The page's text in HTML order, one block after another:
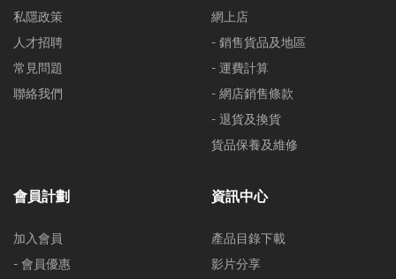
私隱政策
人才招聘
常見問題
聯絡我們
網上店
- 銷售貨品及地區
- 運費計算
- 網店銷售條款
- 退貨及換貨
貨品保養及維修
會員計劃
加入會員
- 會員優惠
資訊中心
產品目錄下載
影片分享